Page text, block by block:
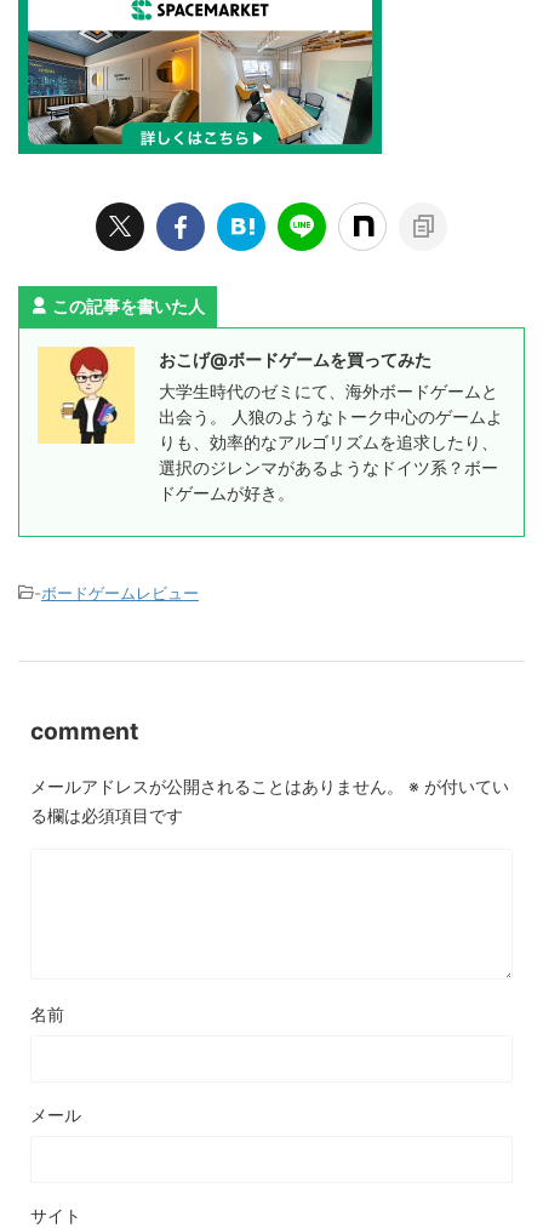
この記事を書いた人
おこげ@ボードゲームを買ってみた
大学生時代のゼミにて、海外ボードゲームと
出会う。 人狼のようなトーク中心のゲームよ
りも、効率的なアルゴリズムを追求したり、
選択のジレンマがあるようなドイツ系？ボー
ドゲームが好き。
-ボードゲームレビュー
comment
メールアドレスが公開されることはありません。 ※ が付いてい
る欄は必須項目です
名前
メール
サイト